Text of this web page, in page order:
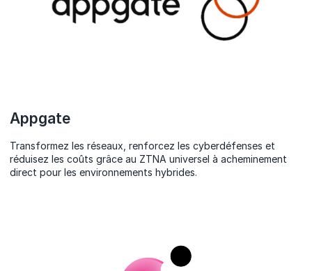
Appgate
Transformez les réseaux, renforcez les cyberdéfenses et
réduisez les coûts grâce au ZTNA universel à acheminement
direct pour les environnements hybrides.